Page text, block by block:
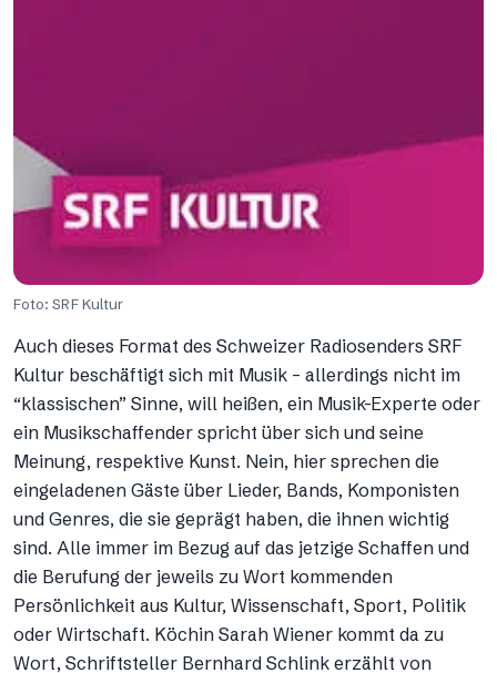
Foto: SRF Kultur
Auch dieses Format des Schweizer Radiosenders SRF
Kultur beschäftigt sich mit Musik – allerdings nicht im
“klassischen” Sinne, will heißen, ein Musik-Experte oder
ein Musikschaffender spricht über sich und seine
Meinung, respektive Kunst. Nein, hier sprechen die
eingeladenen Gäste über Lieder, Bands, Komponisten
und Genres, die sie geprägt haben, die ihnen wichtig
sind. Alle immer im Bezug auf das jetzige Schaffen und
die Berufung der jeweils zu Wort kommenden
Persönlichkeit aus Kultur, Wissenschaft, Sport, Politik
oder Wirtschaft. Köchin Sarah Wiener kommt da zu
Wort, Schriftsteller Bernhard Schlink erzählt von